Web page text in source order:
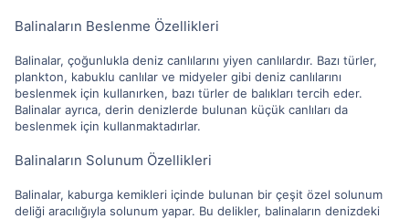
Balinaların Beslenme Özellikleri
Balinalar, çoğunlukla deniz canlılarını yiyen canlılardır. Bazı türler,
plankton, kabuklu canlılar ve midyeler gibi deniz canlılarını
beslenmek için kullanırken, bazı türler de balıkları tercih eder.
Balinalar ayrıca, derin denizlerde bulunan küçük canlıları da
beslenmek için kullanmaktadırlar.
Balinaların Solunum Özellikleri
Balinalar, kaburga kemikleri içinde bulunan bir çeşit özel solunum
deliği aracılığıyla solunum yapar. Bu delikler, balinaların denizdeki